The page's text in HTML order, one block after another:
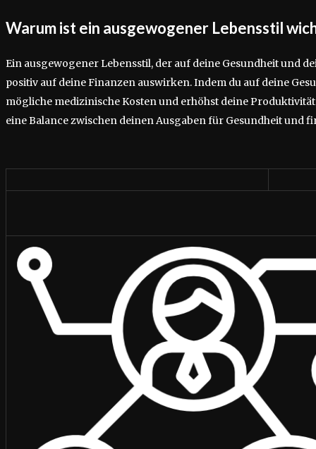
Warum ist ein ausgewogener Lebensstil
Ein ausgewogener Lebensstil, der auf deine Gesundheit und
positiv auf deine Finanzen auswirken. Indem du auf deine
mögliche medizinische Kosten und erhöhst deine
eine Balance zwischen deinen Ausgaben für Gesundheit und